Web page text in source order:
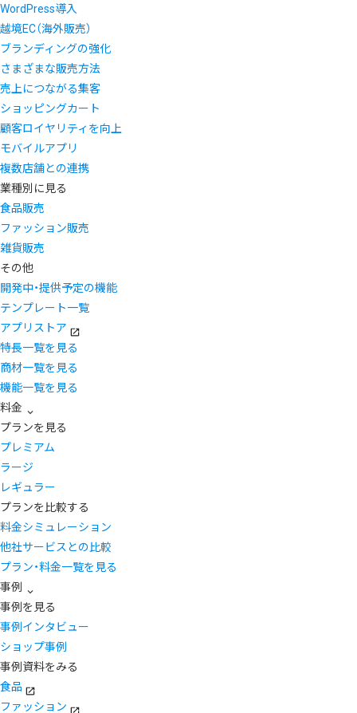
WordPress導入
越境EC（海外販売）
ブランディングの強化
さまざまな販売方法
売上につながる集客
ショッピングカート
顧客ロイヤリティを向上
モバイルアプリ
複数店舗との連携
業種別に見る
食品販売
ファッション販売
雑貨販売
その他
開発中・提供予定の機能
テンプレート一覧
アプリストア
特長一覧を見る
商材一覧を見る
機能一覧を見る
料金
プランを見る
プレミアム
ラージ
レギュラー
プランを比較する
料金シミュレーション
他社サービスとの比較
プラン・料金一覧を見る
事例
事例を見る
事例インタビュー
ショップ事例
事例資料をみる
食品
ファッション